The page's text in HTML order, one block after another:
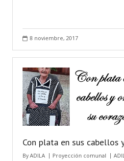
8 noviembre, 2017
Con plata en sus cabellos
ByADILA Proyección comunal